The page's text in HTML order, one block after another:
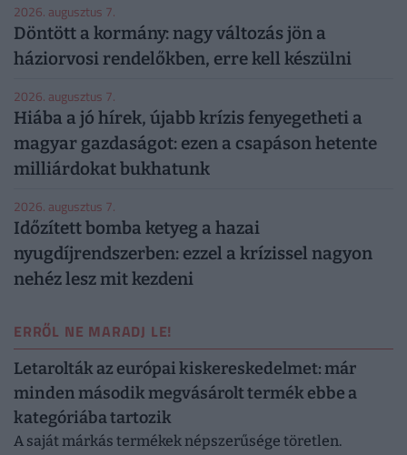
2026. augusztus 7.
Döntött a kormány: nagy változás jön a
háziorvosi rendelőkben, erre kell készülni
2026. augusztus 7.
Hiába a jó hírek, újabb krízis fenyegetheti a
magyar gazdaságot: ezen a csapáson hetente
milliárdokat bukhatunk
2026. augusztus 7.
Időzített bomba ketyeg a hazai
nyugdíjrendszerben: ezzel a krízissel nagyon
nehéz lesz mit kezdeni
ERRŐL NE MARADJ LE!
Letarolták az európai kiskereskedelmet: már
minden második megvásárolt termék ebbe a
kategóriába tartozik
A saját márkás termékek népszerűsége töretlen.